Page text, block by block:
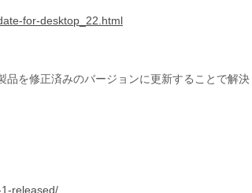
for-desktop_22.html
を修正済みのバージョンに更新することで解
released/